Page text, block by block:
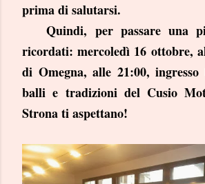
prima di salutarsi.
Quindi, per passare una
ricordati: mercoledì 16 ottobre,
di Omegna, alle 21:00,
balli e tradizioni del Cusio
Strona ti aspettano!